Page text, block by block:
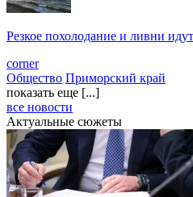
Резкое похолодание и ливни
corner
Общество Приморский край
показать еще [...]
все новости
Актуальные сюжеты